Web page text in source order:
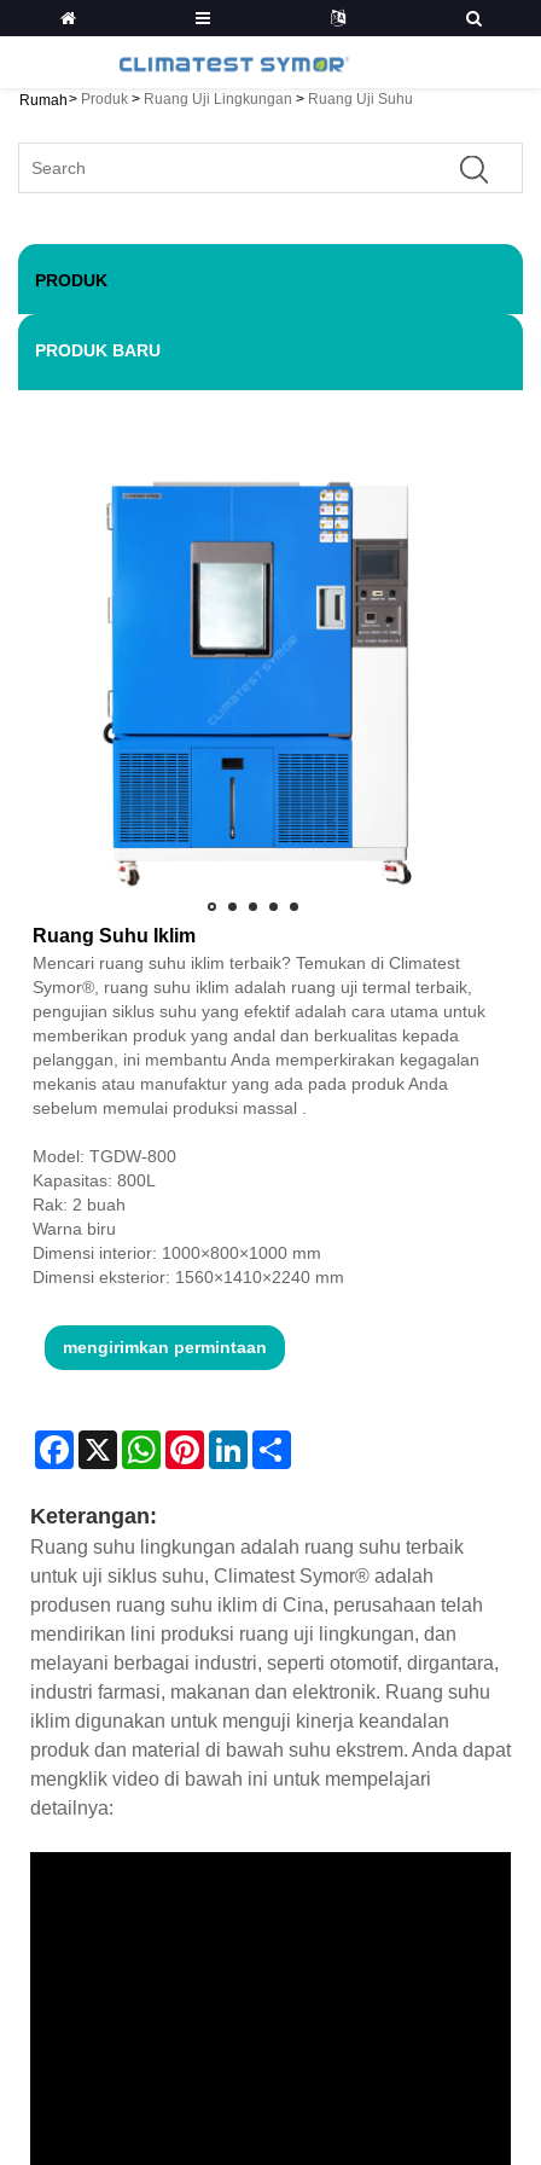
Rumah> Produk > Ruang Uji Lingkungan > Ruang Uji Suhu
PRODUK
PRODUK BARU
Ruang Suhu Iklim
Mencari ruang suhu iklim terbaik? Temukan di Climatest
Symor®, ruang suhu iklim adalah ruang uji termal terbaik,
pengujian siklus suhu yang efektif adalah cara utama untuk
memberikan produk yang andal dan berkualitas kepada
pelanggan, ini membantu Anda memperkirakan kegagalan
mekanis atau manufaktur yang ada pada produk Anda
sebelum memulai produksi massal .
Model: TGDW-800
Kapasitas: 800L
Rak: 2 buah
Warna biru
Dimensi interior: 1000×800×1000 mm
Dimensi eksterior: 1560×1410×2240 mm
mengirimkan permintaan
Facebook
X WhatsAppPinterestLinkedIn
Keterangan:
Ruang suhu lingkungan adalah ruang suhu terbaik
untuk uji siklus suhu, Climatest Symor® adalah
produsen ruang suhu iklim di Cina, perusahaan telah
mendirikan lini produksi ruang uji lingkungan, dan
melayani berbagai industri, seperti otomotif, dirgantara,
industri farmasi, makanan dan elektronik. Ruang suhu
iklim digunakan untuk menguji kinerja keandalan
produk dan material di bawah suhu ekstrem. Anda dapat
mengklik video di bawah ini untuk mempelajari
detailnya: